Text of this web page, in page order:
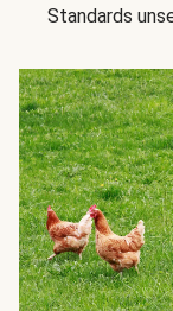
Standards